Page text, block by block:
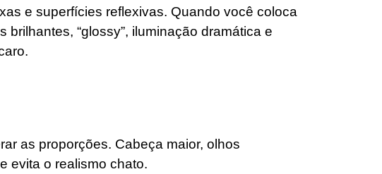
e superfícies reflexivas. Quando você coloca
brilhantes, “glossy”, iluminação dramática e
as proporções. Cabeça maior, olhos
e evita o realismo chato.